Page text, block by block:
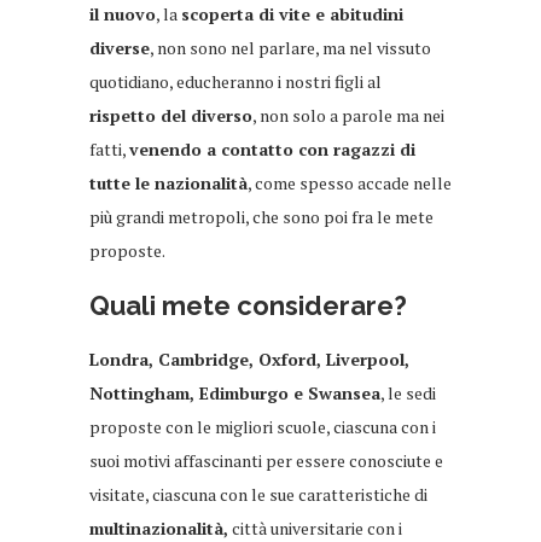
il nuovo, la scoperta di vite e abitudini
diverse, non sono nel parlare, ma nel vissuto
quotidiano, educheranno i nostri figli al
rispetto del diverso, non solo a parole ma nei
fatti,venendo a contatto con ragazzi di
tutte le nazionalità, come spesso accade nelle
più grandi metropoli, che sono poi fra le mete
proposte.
Quali mete considerare?
Londra, Cambridge, Oxford, Liverpool,
Nottingham, Edimburgo e Swansea, le sedi
proposte con le migliori scuole, ciascuna con i
suoi motivi affascinanti per essere conosciute e
visitate, ciascuna con le sue caratteristiche di
multinazionalità, città universitarie con i